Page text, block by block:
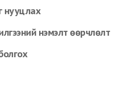
нууцлах
нэмэлт өөрчлөлт